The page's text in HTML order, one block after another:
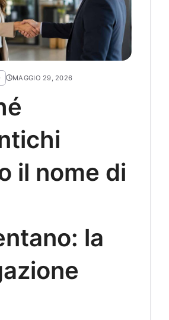
MAGGIO 29, 2026
il nome di
la